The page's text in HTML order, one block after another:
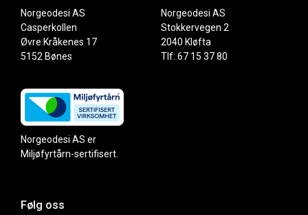
Norgeodesi AS
Casperkollen
Øvre Kråkenes 17
5152 Bønes
Norgeodesi AS
Stokkervegen 2
2040 Kløfta
Tlf: 67 15 37 80
Norgeodesi AS er
Miljøfyrtårn-sertifisert.
Følg oss